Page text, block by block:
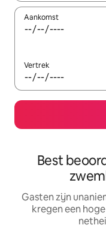
Aankomst
Vertrek
Best
Gasten zijn
kregen een